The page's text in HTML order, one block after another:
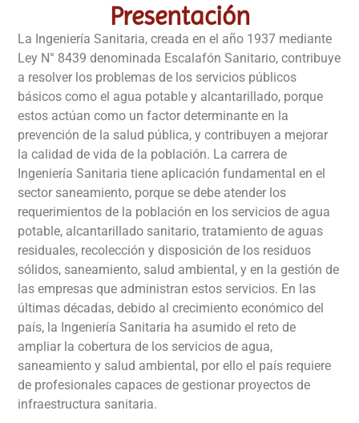
Presentación
La Ingeniería Sanitaria, creada en el año 1937 mediante
Ley N° 8439 denominada Escalafón Sanitario, contribuye
a resolver los problemas de los servicios públicos
básicos como el agua potable y alcantarillado, porque
estos actúan como un factor determinante en la
prevención de la salud pública, y contribuyen a mejorar
la calidad de vida de la población. La carrera de
Ingeniería Sanitaria tiene aplicación fundamental en el
sector saneamiento, porque se debe atender los
requerimientos de la población en los servicios de agua
potable, alcantarillado sanitario, tratamiento de aguas
residuales, recolección y disposición de los residuos
sólidos, saneamiento, salud ambiental, y en la gestión de
las empresas que administran estos servicios. En las
últimas décadas, debido al crecimiento económico del
país, la Ingeniería Sanitaria ha asumido el reto de
ampliar la cobertura de los servicios de agua,
saneamiento y salud ambiental, por ello el país requiere
de profesionales capaces de gestionar proyectos de
infraestructura sanitaria.